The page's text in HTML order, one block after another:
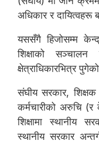
अधिकार र दायित्वहरू
यससँगै हिजोसम्म
शिक्षाको सञ्चालन
क्षेत्राधिकारभित्र
संघीय सरकार,
कर्मचारीको अरुचि (र
शिक्षामा स्थानीय
स्थानीय सरकार